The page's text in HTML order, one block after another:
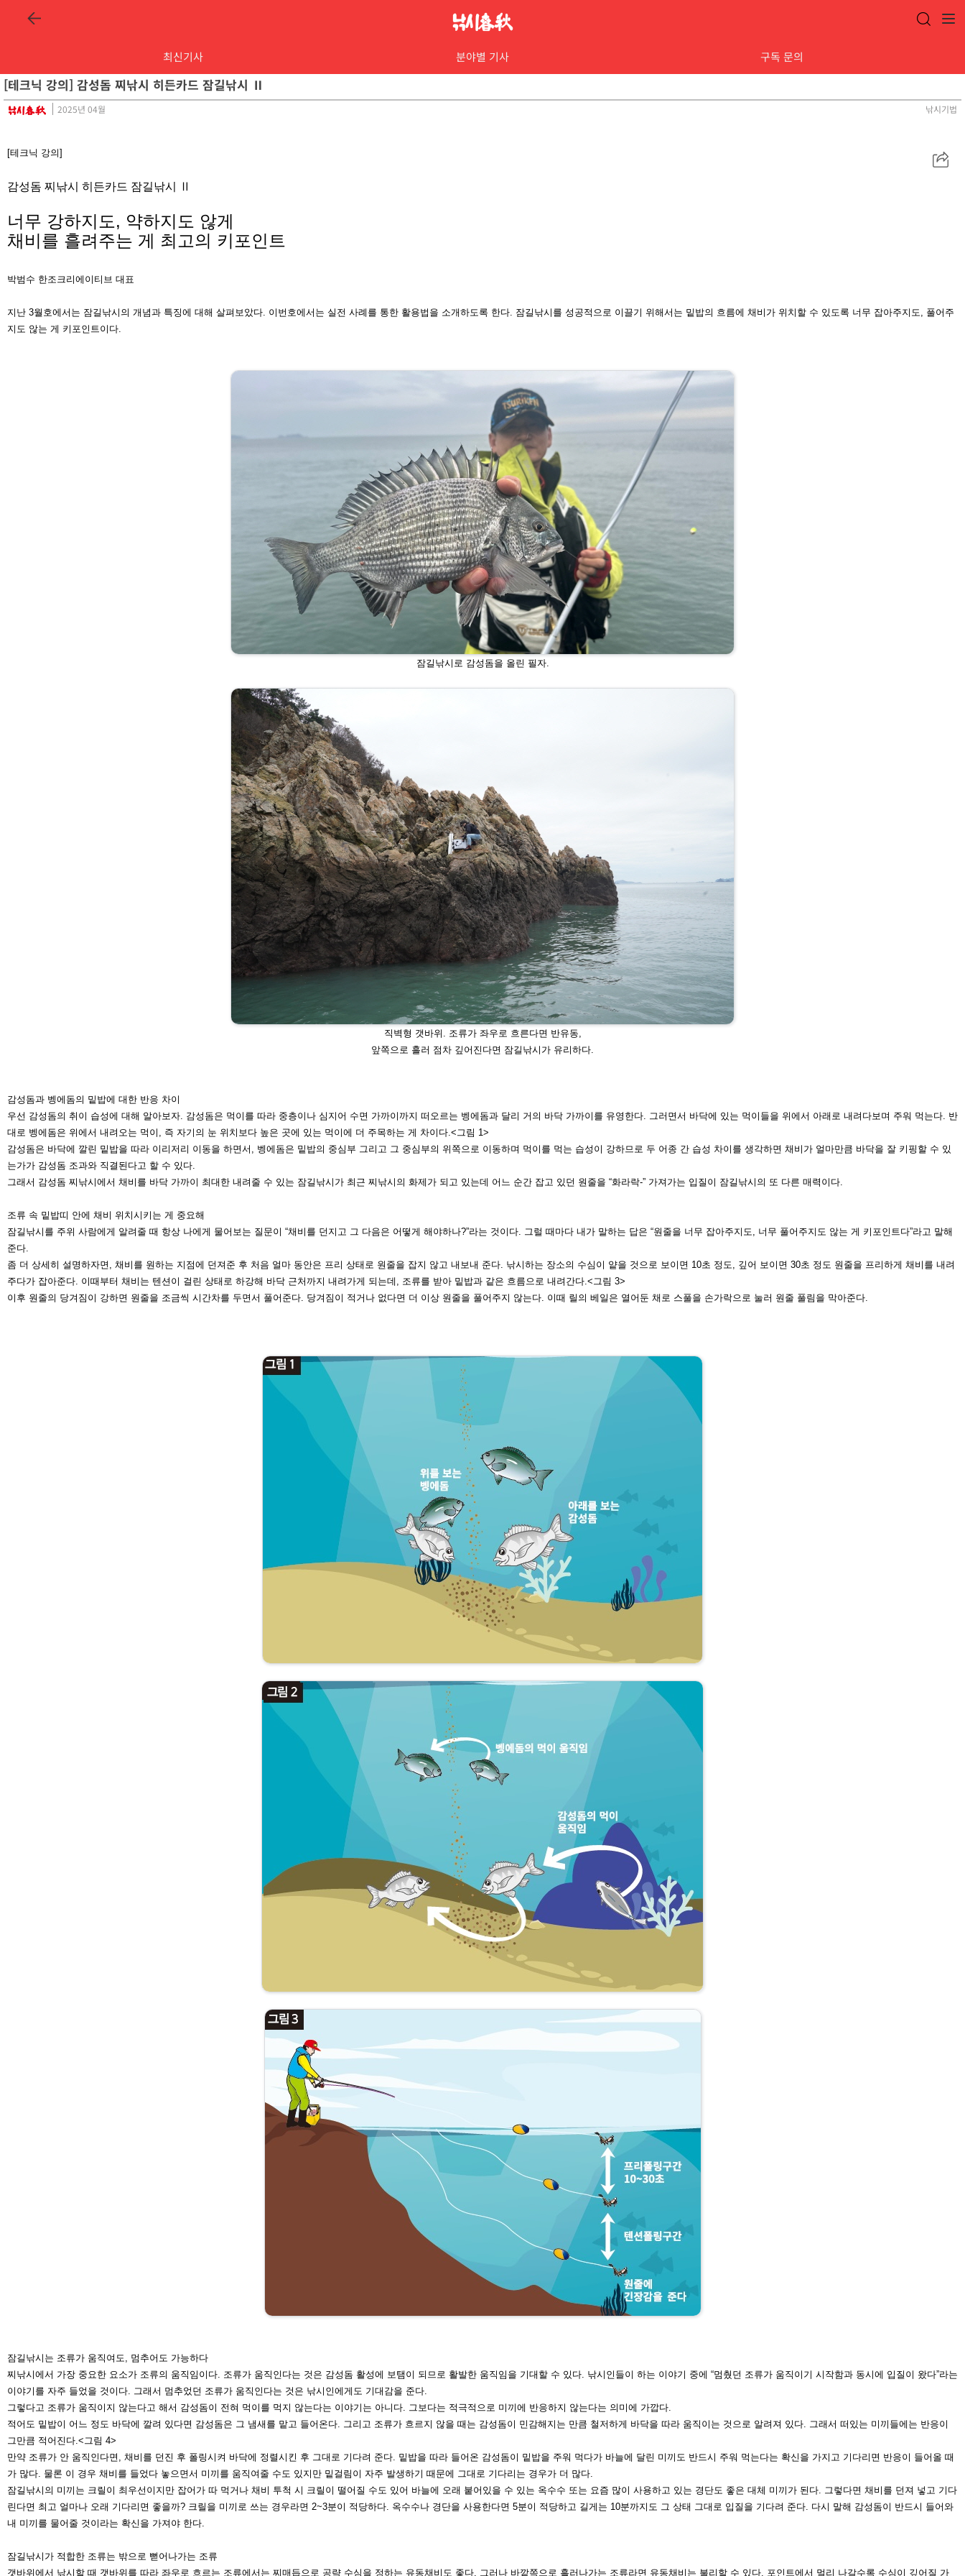
최신기사 분야별 기사 구독 문의
[테크닉 강의] 감성돔 찌낚시 히든카드 잠길낚시 Ⅱ
2025년 04월 낚시기법
공
유
[테크닉 강의]
감성돔 찌낚시 히든카드 잠길낚시 Ⅱ
너무 강하지도, 약하지도 않게
채비를 흘려주는 게 최고의 키포인트
박범수 한조크리에이티브 대표
지난 3월호에서는 잠길낚시의 개념과 특징에 대해 살펴보았다. 이번호에서는 실전 사례를 통한 활용법을 소개하도록 한다. 잠길낚시를 성공적으로 이끌기 위해서는 밑밥의 흐름에 채비가 위치할 수 있도록 너무 잡아주지도, 풀어주
지도 않는 게 키포인트이다.
잠길낚시로 감성돔을 올린 필자.
직벽형 갯바위. 조류가 좌우로 흐른다면 반유동,
앞쪽으로 흘러 점차 깊어진다면 잠길낚시가 유리하다.
감성돔과 벵에돔의 밑밥에 대한 반응 차이
우선 감성돔의 취이 습성에 대해 알아보자. 감성돔은 먹이를 따라 중층이나 심지 어 수면 가까이까지 떠오르는 벵에돔과 달리 거의 바닥 가까이를 유영한다. 그러 면서 바닥에 있는 먹이들을 위에서 아래로 내려다보며 주워 먹는다. 반
대로 벵에 돔은 위에서 내려오는 먹이, 즉 자기의 눈 위치보다 높은 곳에 있는 먹이에 더 주목하는 게 차이다.<그림 1>
감성돔은 바닥에 깔린 밑밥을 따라 이리저리 이동을 하면서, 벵에돔은 밑밥의 중심부 그리고 그 중심부의 위쪽으로 이 동하며 먹이를 먹는 습성이 강하므로 두 어종 간 습성 차이를 생각하면 채 비가 얼마만큼 바닥을 잘 키핑할 수 있
는가가 감성돔 조과와 직결된다고 할 수 있다.
그래서 감성돔 찌낚시에서 채비를 바닥 가까이 최대한 내려줄 수 있는 잠길낚시가 최근 찌낚시의 화제가 되고 있는데 어느 순간 잡고 있던 원줄을 “화라락-” 가져가는 입질이 잠길낚시 의 또 다른 매력이다.
조류 속 밑밥띠 안에 채비 위치시 키는 게 중요해
잠길낚시를 주위 사람에게 알려줄 때 항상 나에게 물어보는 질문이 “채비를 던지고 그 다음은 어떻게 해야하나?”라는 것이다. 그럴 때마다 내가 말하는 답은 “원줄을 너무 잡아주지도, 너무 풀어주지도 않는 게 키포인트다”라고 말해
준다.
좀 더 상세히 설명하자면, 채비를 원하는 지점에 던져준 후 처음 얼마 동안은 프리 상태로 원줄을 잡지 않고 내 보내 준다. 낚시하는 장소의 수심이 얕을 것으로 보이면 10초 정도, 깊어 보 이면 30초 정도 원줄을 프리하게 채 비를 내려
주다가 잡아준다. 이때부터 채비는 텐션이 걸린 상태로 하강해 바닥 근처까지 내려가게 되는데, 조류를 받아 밑밥과 같은 흐름으로 내려간다. <그림 3>
이후 원줄의 당겨짐이 강하면 원줄을 조금씩 시간차를 두면서 풀어준다. 당겨짐이 적거나 없다면 더 이상 원줄을 풀어주지 않는다. 이때 릴의 베일은 열 어둔 채로 스풀을 손가락으로 눌러 원 줄 풀림을 막아준다.
잠길낚시는 조류가 움직여도, 멈 추어도 가능하다
찌낚시에서 가장 중요한 요소가 조류의 움직임이다. 조류가 움직인다는 것 은 감성돔 활성에 보탬이 되므로 활발한 움직임을 기대할 수 있다. 낚시인들이 하는 이야기 중에 “멈췄던 조류가 움직이기 시작함과 동시에 입질이 왔다”라는
이 야기를 자주 들었을 것이다. 그래서 멈추었던 조류가 움직인다는 것은 낚시인에 게도 기대감을 준다.
그렇다고 조류가 움직이지 않는다고 해서 감성돔이 전혀 먹이를 먹지 않는다는 이야기는 아니다. 그보다는 적극적으로 미끼에 반응하지 않는다는 의미에 가깝다.
적어도 밑밥이 어느 정도 바닥에 깔려 있다면 감성돔은 그 냄새를 맡고 들어온다.
그리고 조류가 흐르지 않을 때는 감성돔이 민감해지는 만큼 철저하게 바닥을 따라 움직이는 것으로 알려져 있다. 그래서 떠있는 미끼들에는 반응이
그만큼 적어진다.<그림 4>
만약 조류가 안 움직인다면, 채비를 던 진 후 폴링시켜 바닥에 정렬시킨 후 그대로 기다려 준다. 밑밥을 따라 들어 온 감성돔이 밑밥을 주워 먹다가 바늘에 달린 미끼도 반드시 주워 먹는다는 확신을 가지고 기다리면 반응이 들어 올 때
가 많다. 물론 이 경우 채비를 들었다 놓으면서 미끼를 움직여줄 수도 있지만 밑걸림이 자주 발생하기 때문에 그대로 기다리는 경우가 더 많다.
잠길낚시의 미끼는 크릴이 최우선이 지만 잡어가 따 먹거나 채비 투척 시 크릴이 떨어질 수도 있어 바늘에 오래 붙어있을 수 있는 옥수수 또는 요즘 많이 사용하고 있는 경단도 좋은 대체 미끼가 된다.
그렇다면 채비를 던져 넣고 기다
린 다면 최고 얼마나 오래 기다리면 좋을까? 크릴을 미끼로 쓰는 경우라면 2~3분이 적당하다. 옥수수나 경단을 사용한다면 5분이 적당하고 길게는 10분까지도 그 상태 그대로 입질을 기 다려 준다. 다시 말해 감성돔이 반드시 들어와
내 미끼를 물어줄 것이라는 확신을 가져야 한다.
잠길낚시가 적합한 조류는 밖으 로 뻗어나가는 조류
갯바위에서 낚시할 때 갯바위를 따라 좌우로 흐르는 조류에서는 찌매듭으 로 공략 수심을 정하는 유동채비도 좋다. 그러나 바깥쪽으로 흘러나가는 조류라면 유동채비는 불리할 수 있다. 포인트에서 멀리 나갈수록 수심이 깊어 질 가